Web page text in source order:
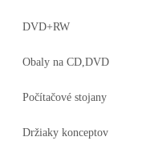
DVD+RW
Obaly na CD,DVD
Počítačové stojany
Držiaky konceptov